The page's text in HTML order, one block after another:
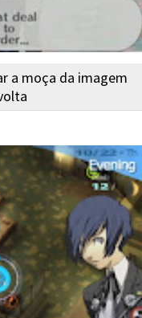
a moça da imagem